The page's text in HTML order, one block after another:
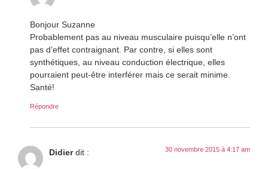
Bonjour Suzanne
Probablement pas au niveau musculaire puisqu’elle n’ont
pas d’effet contraignant. Par contre, si elles sont
synthétiques, au niveau conduction électrique, elles
pourraient peut-être interférer mais ce serait minime.
Santé!
Répondre
Didier dit : 30 novembre 2015 à 4:17 am